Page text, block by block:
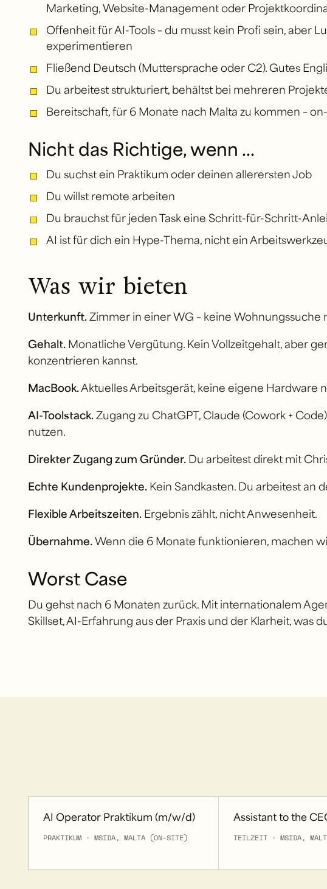
Marketing, Website-Management oder
Offenheit für AI-Tools – du musst kein Profi sein, aber
experimentieren
Fließend Deutsch (Muttersprache oder C2). Gutes
Du arbeitest strukturiert, behältst bei mehreren
Bereitschaft, für 6 Monate nach Malta zu kommen –
Nicht das Richtige, wenn ...
Du suchst ein Praktikum oder deinen allerersten Job
Du willst remote arbeiten
Du brauchst für jeden Task eine Schritt-für-Schritt-
AI ist für dich ein Hype-Thema, nicht ein
Was wir bieten
Unterkunft.Zimmer in einer WG – keine Wohnungssuche
Gehalt.Monatliche Vergütung. Kein Vollzeitgehalt, aber
konzentrieren kannst.
MacBook.Aktuelles Arbeitsgerät, keine eigene Hardware
AI-Toolstack.Zugang zu ChatGPT, Claude (Cowork +
nutzen.
Direkter Zugang zum Gründer.Du arbeitest direkt mit
Echte Kundenprojekte.Kein Sandkasten. Du arbeitest an
Flexible Arbeitszeiten.Ergebnis zählt, nicht Anwesenheit.
Übernahme.Wenn die 6 Monate funktionieren, machen
Worst Case
Du gehst nach 6 Monaten zurück. Mit internationalem
Skillset, AI-Erfahrung aus der Praxis und der Klarheit, was
AI Operator Praktikum (m/w/d)
PRAKTIKUM · MSIDA, MALTA (ON-SITE)
Assistant to the
TEILZEIT · MSIDA,